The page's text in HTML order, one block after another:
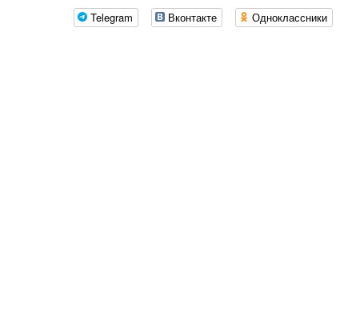
Telegram Вконтакте Одноклассники